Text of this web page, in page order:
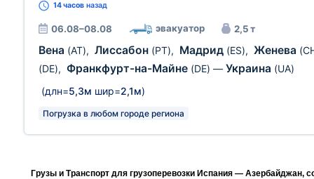
14 часов назад
06.08–08.08 эвакуатор 2,5 т
Вена (AT), Лиссабон (PT), Мадрид (ES), Женева
(DE), Франкфурт-на-Майне (DE) — Украина (UA)
(длн=5,3м шир=2,1м)
Погрузка в любом городе региона
Грузы и Транспорт для грузоперевозки Испания — Азербайджан,